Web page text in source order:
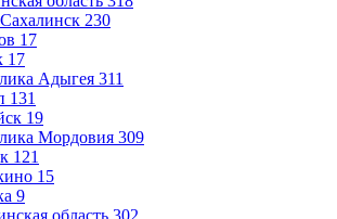
230
17
17
Адыгея 311
131
19
Мордовия 309
121
15
9
область 302